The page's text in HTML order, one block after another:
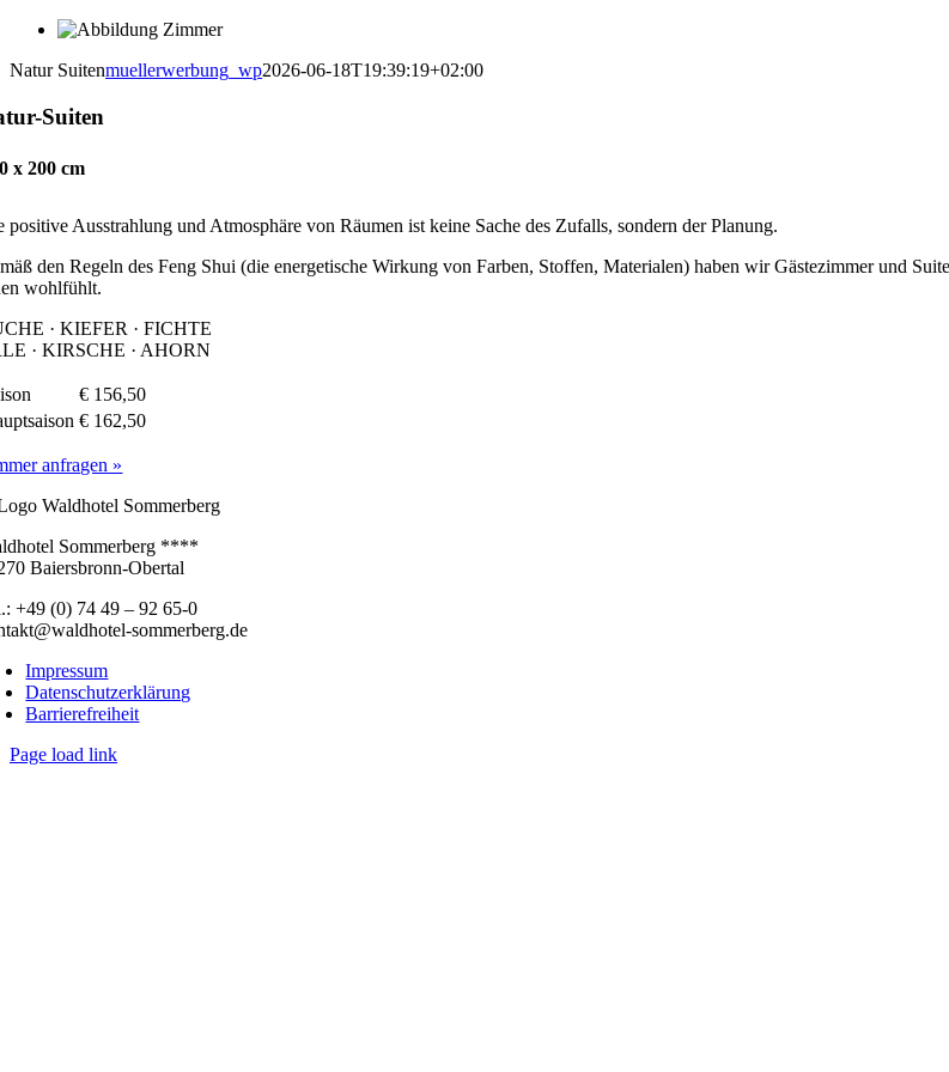
Zum
springen
Natur Suitenmuellerwerbung_wp2026-06-18T19:39:19+02:00
Suiten
x 200 cm
positive Ausstrahlung und Atmosphäre von Räumen ist keine Sache des Zufalls, sondern der Planung.
den Regeln des Feng Shui (die energetische Wirkung von Farben, Stoffen, Materialen) haben wir Gästezimmer und
wohlfühlt.
· KIEFER · FICHTE
· KIRSCHE · AHORN
€ 156,50
€ 162,50
anfragen »
Sommerberg ****
Baiersbronn-Obertal
+49 (0) 74 49 – 92 65-0
sommerberg.de
Impressum
Datenschutzerklärung
Barrierefreiheit
Page load link